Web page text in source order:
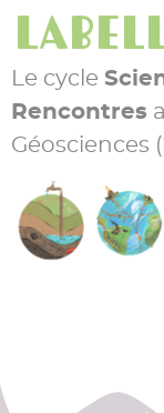
Le cycle
Rencontres
Géosciences